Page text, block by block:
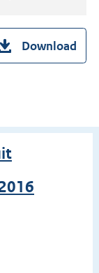
Download